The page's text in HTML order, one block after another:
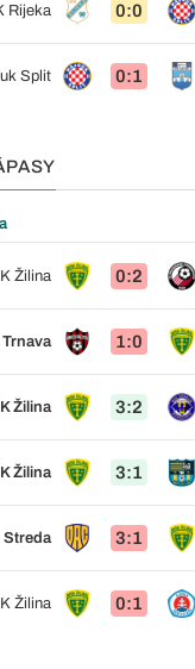
Rijeka 0:0
Split 0:1
Žilina 0:2
1:0
Žilina 3:2
Žilina 3:1
Streda 3:1
Žilina 0:1